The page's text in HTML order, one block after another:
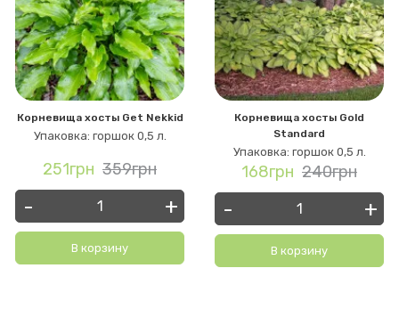
Корневища хосты Get Nekkid
Упаковка: горшок 0,5 л.
251грн 359грн
- +
В корзину
Корневища хосты Gold
Standard
Упаковка: горшок 0,5 л.
168грн 240грн
- +
В корзину